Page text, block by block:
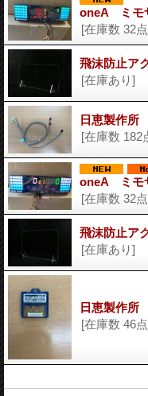
oneA ミモ
[在庫数 32
飛沫防止ア
[在庫あり]
日恵製作
[在庫数 182
oneA ミモ
[在庫数 32
飛沫防止ア
[在庫あり]
日恵製作
[在庫数 46